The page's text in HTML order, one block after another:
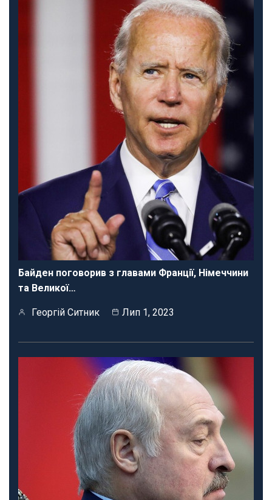
Байден поговорив з главами Франції, Німеччини
та Великої…
Георгій Ситник Лип 1, 2023